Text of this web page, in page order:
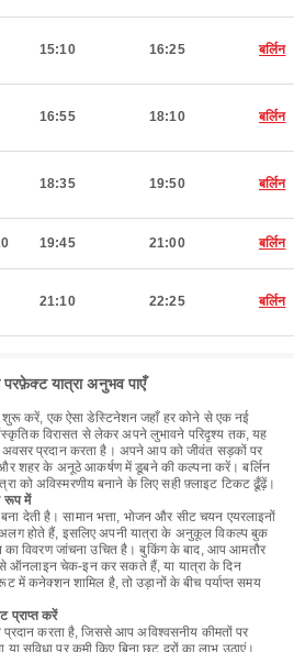
15:10 16:25 बर्लिन
16:55 18:10 बर्लिन
18:35 19:50 बर्लिन
19:45 21:00 बर्लिन
21:10 22:25 बर्लिन
यात्रा अनुभव पाएँ
शुरू करें, एक ऐसा डेस्टिनेशन जहाँ हर कोने से एक नई
विरासत से लेकर अपने लुभावने परिदृश्य तक, यह
प्रदान करता है। अपने आप को जीवंत सड़कों पर
शहर के अनूठे आकर्षण में डूबने की कल्पना करें। बर्लिन
को अविस्मरणीय बनाने के लिए सही फ़्लाइट टिकट ढूँढ़ें।
रूप में
देती है। सामान भत्ता, भोजन और सीट चयन एयरलाइनों
होते हैं, इसलिए अपनी यात्रा के अनुकूल विकल्प बुक
विवरण जांचना उचित है। बुकिंग के बाद, आप आमतौर
ऑनलाइन चेक-इन कर सकते हैं, या यात्रा के दिन
में कनेक्शन शामिल है, तो उड़ानों के बीच पर्याप्त समय
प्राप्त करें
करता है, जिससे आप अविश्वसनीय कीमतों पर
सुविधा पर कमी किए बिना छूट दरों का लाभ उठाएं।